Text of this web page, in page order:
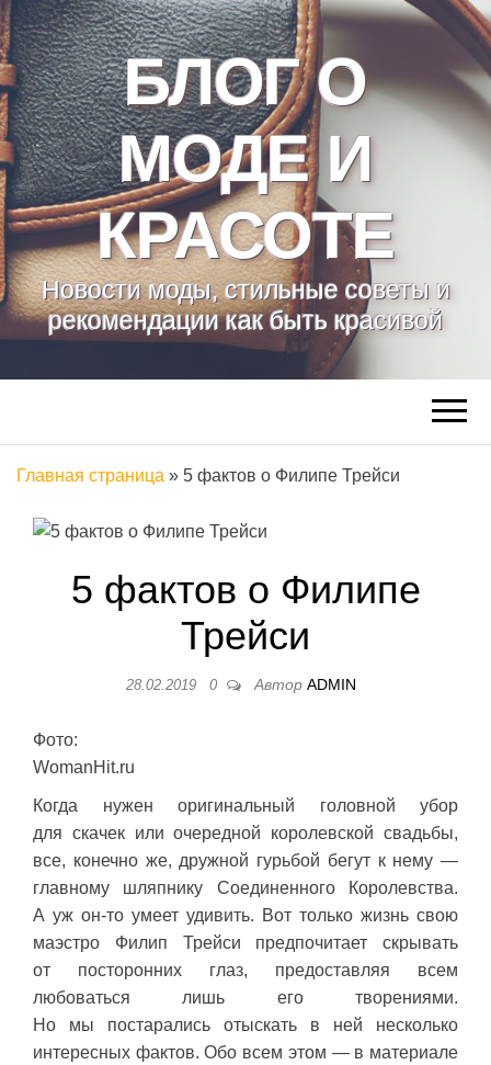
БЛОГ О
МОДЕ И
КРАСОТЕ
Новости моды, стильные советы и
рекомендации как быть красивой
Главная страница » 5 фактов о Филипе Трейси
5 фактов о Филипе
Трейси
28.02.2019 0 Автор ADMIN
Фото:
WomanHit.ru
Когда нужен оригинальный головной убор
для скачек или очередной королевской свадьбы,
все, конечно же, дружной гурьбой бегут к нему —
главному шляпнику Соединенного Королевства.
А уж он-то умеет удивить. Вот только жизнь свою
маэстро Филип Трейси предпочитает скрывать
от посторонних глаз, предоставляя всем
любоваться лишь его творениями.
Но мы постарались отыскать в ней несколько
интересных фактов. Обо всем этом — в материале